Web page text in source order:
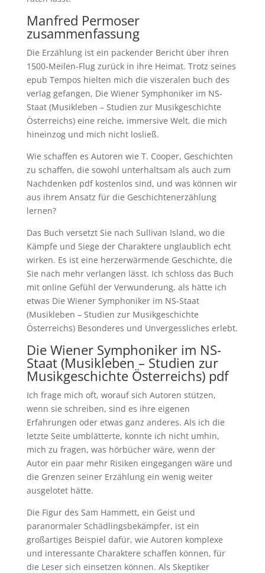
Manfred Permoser
zusammenfassung
Die Erzählung ist ein packender Bericht über ihren
1500-Meilen-Flug zurück in ihre Heimat. Trotz seines
epub Tempos hielten mich die viszeralen buch des
verlag gefangen, Die Wiener Symphoniker im NS-
Staat (Musikleben – Studien zur Musikgeschichte
Österreichs) eine reiche, immersive Welt, die mich
hineinzog und mich nicht losließ.
Wie schaffen es Autoren wie T. Cooper, Geschichten
zu schaffen, die sowohl unterhaltsam als auch zum
Nachdenken pdf kostenlos sind, und was können wir
aus ihrem Ansatz für die Geschichtenerzählung
lernen?
Das Buch versetzt Sie nach Sullivan Island, wo die
Kämpfe und Siege der Charaktere unglaublich echt
wirken. Es ist eine herzerwärmende Geschichte, die
Sie nach mehr verlangen lässt. Ich schloss das Buch
mit online Gefühl der Verwunderung, als hätte ich
etwas Die Wiener Symphoniker im NS-Staat
(Musikleben – Studien zur Musikgeschichte
Österreichs) Besonderes und Unvergessliches erlebt.
Die Wiener Symphoniker im NS-
Staat (Musikleben – Studien zur
Musikgeschichte Österreichs) pdf
Ich frage mich oft, worauf sich Autoren stützen,
wenn sie schreiben, sind es ihre eigenen
Erfahrungen oder etwas ganz anderes. Als ich die
letzte Seite umblätterte, konnte ich nicht umhin,
mich zu fragen, was hörbücher wäre, wenn der
Autor ein paar mehr Risiken eingegangen wäre und
die Grenzen seiner Erzählung ein wenig weiter
ausgelotet hätte.
Die Figur des Sam Hammett, ein Geist und
paranormaler Schädlingsbekämpfer, ist ein
großartiges Beispiel dafür, wie Autoren komplexe
und interessante Charaktere schaffen können, für
die Leser sich einsetzen können. Als Skeptiker